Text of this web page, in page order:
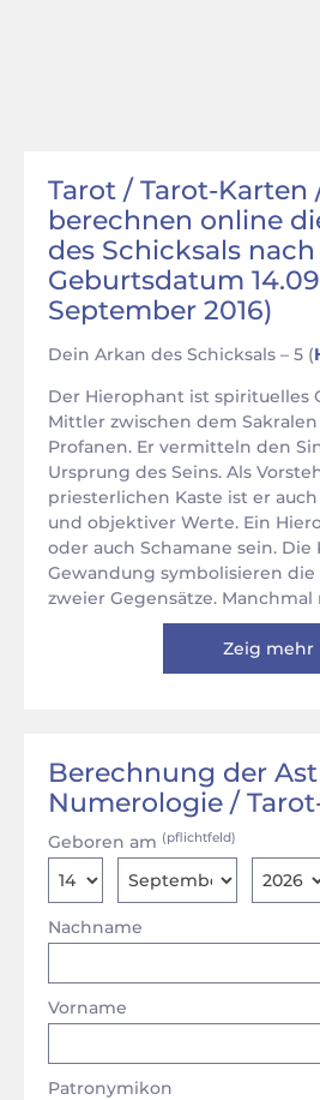
Tarot / Tarot-Karten
berechnen online
des Schicksals nach
Geburtsdatum
September 2016)
Dein Arkan des Schicksals – 5 (
Der Hierophant ist spirituelles
Mittler zwischen dem
Profanen. Er vermitteln den
Ursprung des Seins. Als
priesterlichen Kaste ist er
und objektiver Werte. Ein
oder auch Schamane sein. Die
Gewandung symbolisieren
zweier Gegensätze. Manchmal
Zeig mehr
Berechnung der
Numerologie /
Nachname
Vorname
Patronymikon
Geboren am (pflichtfeld)